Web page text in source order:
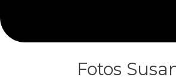
Fotos